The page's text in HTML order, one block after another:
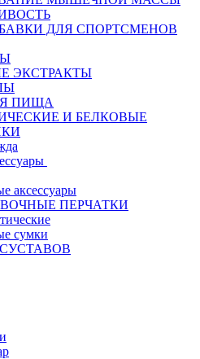
ДЛЯ СПОРТСМЕНОВ
ЭКСТРАКТЫ
ПИЩА
И БЕЛКОВЫЕ
аксессуары
ПЕРЧАТКИ
сумки